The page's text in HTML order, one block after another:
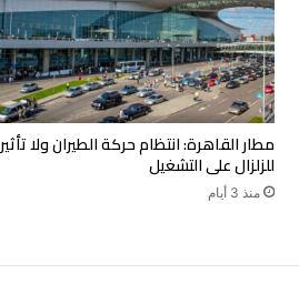
مطار القاهرة: انتظام حركة الطيران ولا تأثير
للزلزال على التشغيل
منذ 3 أيام